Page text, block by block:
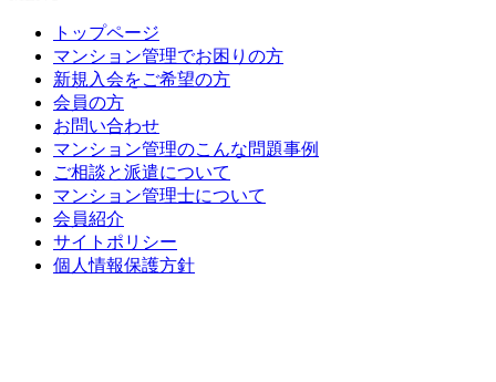
トップページ
マンション管理でお困りの方
新規入会をご希望の方
会員の方
お問い合わせ
マンション管理のこんな問題事例
ご相談と派遣について
マンション管理士について
会員紹介
サイトポリシー
個人情報保護方針